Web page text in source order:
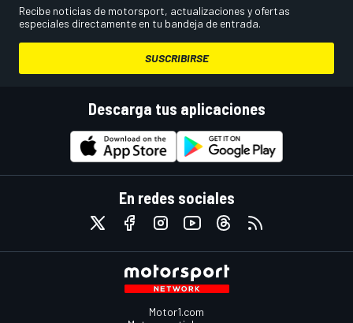
Recibe noticias de motorsport, actualizaciones y ofertas
especiales directamente en tu bandeja de entrada.
SUSCRIBIRSE
Descarga tus aplicaciones
En redes sociales
Motor1.com